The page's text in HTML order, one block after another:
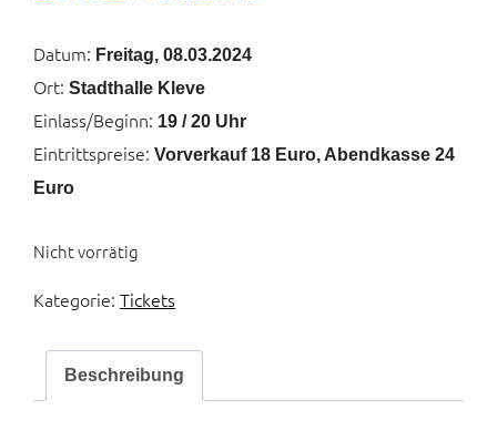
Datum: Freitag, 08.03.2024
Ort: Stadthalle Kleve
Einlass/Beginn: 19 / 20 Uhr
Eintrittspreise: Vorverkauf 18 Euro, Abendkasse 24
Euro
Nicht vorrätig
Kategorie: Tickets
Beschreibung